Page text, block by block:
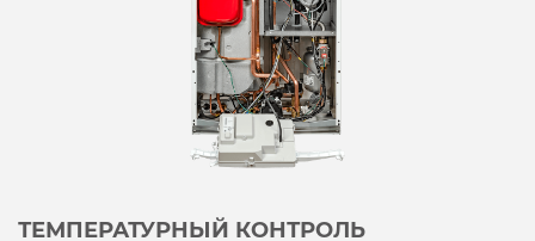
ТЕМПЕРАТУРНЫЙ КОНТРОЛЬ